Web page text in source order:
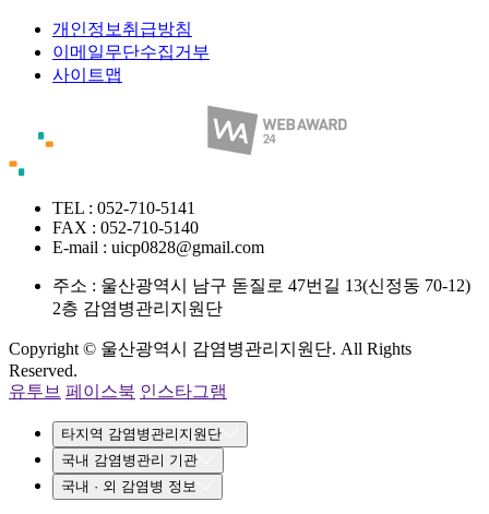
개인정보취급방침
이메일무단수집거부
사이트맵
TEL : 052-710-5141
FAX : 052-710-5140
E-mail : uicp0828@gmail.com
주소 : 울산광역시 남구 돋질로 47번길 13(신정동 70-12)
2층 감염병관리지원단
Copyright © 울산광역시 감염병관리지원단. All Rights
Reserved.
유투브 페이스북 인스타그램
타지역 감염병관리지원단
국내 감염병관리 기관
국내 · 외 감염병 정보